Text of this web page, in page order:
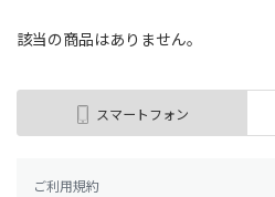
該当の商品はありません。
スマートフォン
ご利用規約